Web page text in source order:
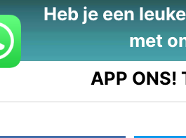
Heb je een
met
APP ONS!